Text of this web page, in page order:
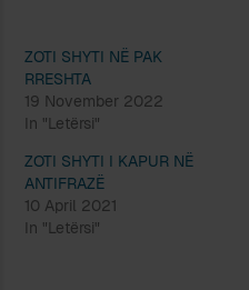
ZOTI SHYTI NË PAK
RRESHTA
19 November 2022
In "Letërsi"
ZOTI SHYTI I KAPUR NË
ANTIFRAZË
10 April 2021
In "Letërsi"